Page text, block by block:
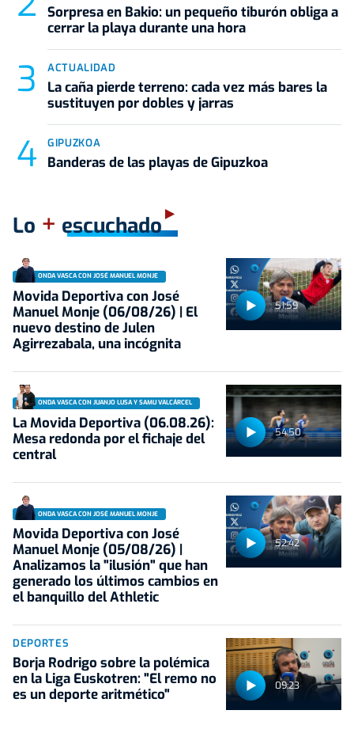
Sorpresa en Bakio: un pequeño tiburón obliga a
cerrar la playa durante una hora
ACTUALIDAD
La caña pierde terreno: cada vez más bares la
sustituyen por dobles y jarras
GIPUZKOA
Banderas de las playas de Gipuzkoa
Lo + escuchado
51:59
ONDA VASCA CON JOSÉ MANUEL MONJE
Movida Deportiva con José
Manuel Monje (06/08/26) | El
nuevo destino de Julen
Agirrezabala, una incógnita
54:50
ONDA VASCA CON JUANJO LUSA Y SAMU VALCÁRCEL
La Movida Deportiva (06.08.26):
Mesa redonda por el fichaje del
central
52:42
ONDA VASCA CON JOSÉ MANUEL MONJE
Movida Deportiva con José
Manuel Monje (05/08/26) |
Analizamos la "ilusión" que han
generado los últimos cambios en
el banquillo del Athletic
09:23
DEPORTES
Borja Rodrigo sobre la polémica
en la Liga Euskotren: "El remo no
es un deporte aritmético"